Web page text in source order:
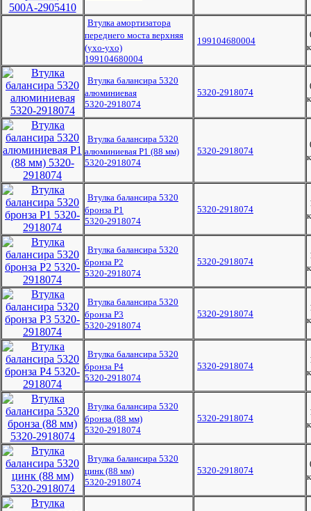
Втулка амортизатора
переднего моста верхняя
(ухо-ухо)
199104680004
199104680004
Втулка балансира 5320
алюминиевая
5320-2918074
5320-2918074
Втулка балансира 5320
алюминиевая Р1 (88 мм)
5320-2918074
5320-2918074
Втулка балансира 5320
бронза Р1
5320-2918074
5320-2918074
Втулка балансира 5320
бронза Р2
5320-2918074
5320-2918074
Втулка балансира 5320
бронза Р3
5320-2918074
5320-2918074
Втулка балансира 5320
бронза Р4
5320-2918074
5320-2918074
Втулка балансира 5320
бронза (88 мм)
5320-2918074
5320-2918074
Втулка балансира 5320
цинк (88 мм)
5320-2918074
5320-2918074